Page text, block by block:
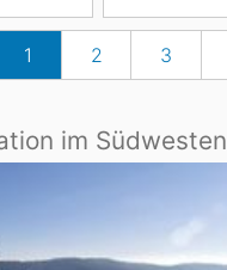
1 2 3
im Südwesten